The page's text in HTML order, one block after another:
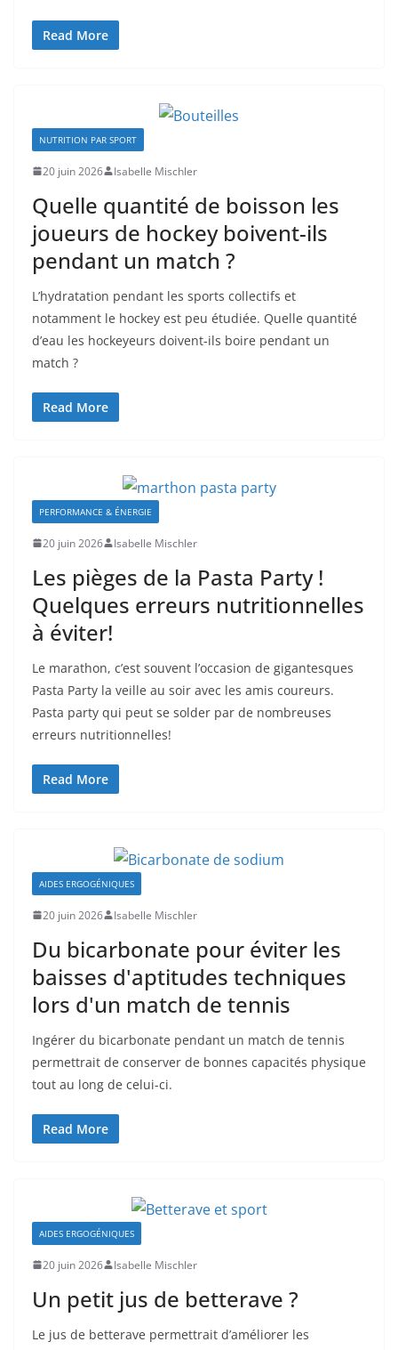
Read More
NUTRITION PAR SPORT
20 juin 2026 Isabelle Mischler
Quelle quantité de boisson les
joueurs de hockey boivent-ils
pendant un match ?
L’hydratation pendant les sports collectifs et
notamment le hockey est peu étudiée. Quelle quantité
d’eau les hockeyeurs doivent-ils boire pendant un
match ?
Read More
PERFORMANCE & ÉNERGIE
20 juin 2026 Isabelle Mischler
Les pièges de la Pasta Party !
Quelques erreurs nutritionnelles
à éviter!
Le marathon, c’est souvent l’occasion de gigantesques
Pasta Party la veille au soir avec les amis coureurs.
Pasta party qui peut se solder par de nombreuses
erreurs nutritionnelles!
Read More
AIDES ERGOGÉNIQUES
20 juin 2026 Isabelle Mischler
Du bicarbonate pour éviter les
baisses d'aptitudes techniques
lors d'un match de tennis
Ingérer du bicarbonate pendant un match de tennis
permettrait de conserver de bonnes capacités physique
tout au long de celui-ci.
Read More
AIDES ERGOGÉNIQUES
20 juin 2026 Isabelle Mischler
Un petit jus de betterave ?
Le jus de betterave permettrait d’améliorer les